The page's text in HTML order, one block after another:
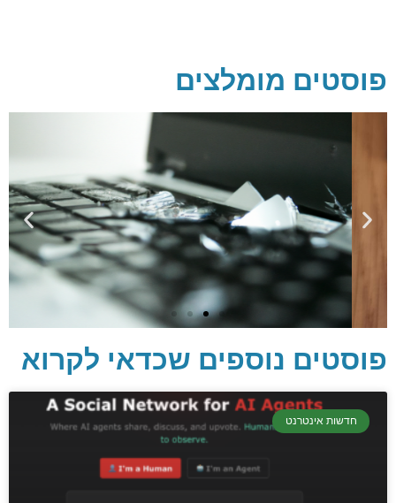
פוסטים מומלצים
קריפטוגרפיה, ביצועים, אבטחת מידע ומידע
יסודי וחשוב שגם מתכנתים מנוסים לא תמיד
פוסטים נוספים שכדאי לקרוא
חדשות אינטרנט